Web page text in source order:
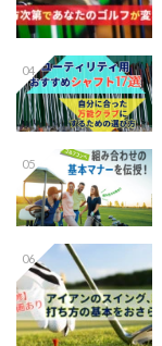
04
05
06